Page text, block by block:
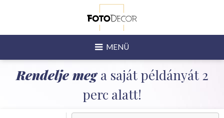
MENÜ
Rendelje mega saját példányát 2
perc alatt!